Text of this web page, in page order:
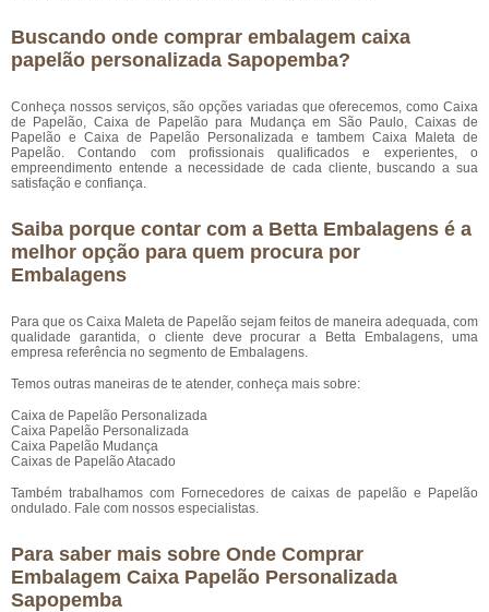
Buscando onde comprar embalagem caixa
papelão personalizada Sapopemba?
Conheça nossos serviços, são opções variadas que oferecemos, como Caixa
de Papelão, Caixa de Papelão para Mudança em São Paulo, Caixas de
Papelão e Caixa de Papelão Personalizada e tambem Caixa Maleta de
Papelão. Contando com profissionais qualificados e experientes, o
empreendimento entende a necessidade de cada cliente, buscando a sua
satisfação e confiança.
Saiba porque contar com a Betta Embalagens é a
melhor opção para quem procura por
Embalagens
Para que os Caixa Maleta de Papelão sejam feitos de maneira adequada, com
qualidade garantida, o cliente deve procurar a Betta Embalagens, uma
empresa referência no segmento de Embalagens.
Temos outras maneiras de te atender, conheça mais sobre:
Caixa de Papelão Personalizada
Caixa Papelão Personalizada
Caixa Papelão Mudança
Caixas de Papelão Atacado
Também trabalhamos com Fornecedores de caixas de papelão e Papelão
ondulado. Fale com nossos especialistas.
Para saber mais sobre Onde Comprar
Embalagem Caixa Papelão Personalizada
Sapopemba